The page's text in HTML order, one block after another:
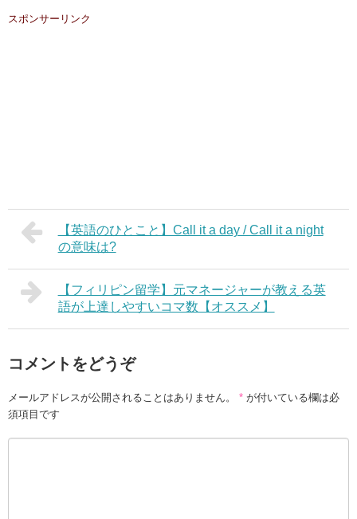
スポンサーリンク
【英語のひとこと】Call it a day / Call it a night
の意味は?
【フィリピン留学】元マネージャーが教える英
語が上達しやすいコマ数【オススメ】
コメントをどうぞ
メールアドレスが公開されることはありません。 * が付いている欄は必
須項目です